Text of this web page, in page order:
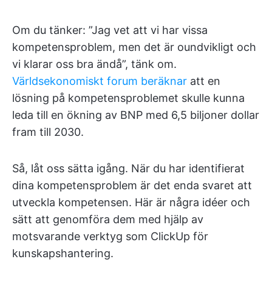
Om du tänker: ”Jag vet att vi har vissa
kompetensproblem, men det är oundvikligt och
vi klarar oss bra ändå”, tänk om.
Världsekonomiskt forum beräknar att en
lösning på kompetensproblemet skulle kunna
leda till en ökning av BNP med 6,5 biljoner dollar
fram till 2030.
Så, låt oss sätta igång. När du har identifierat
dina kompetensproblem är det enda svaret att
utveckla kompetensen. Här är några idéer och
sätt att genomföra dem med hjälp av
motsvarande verktyg som ClickUp för
kunskapshantering.